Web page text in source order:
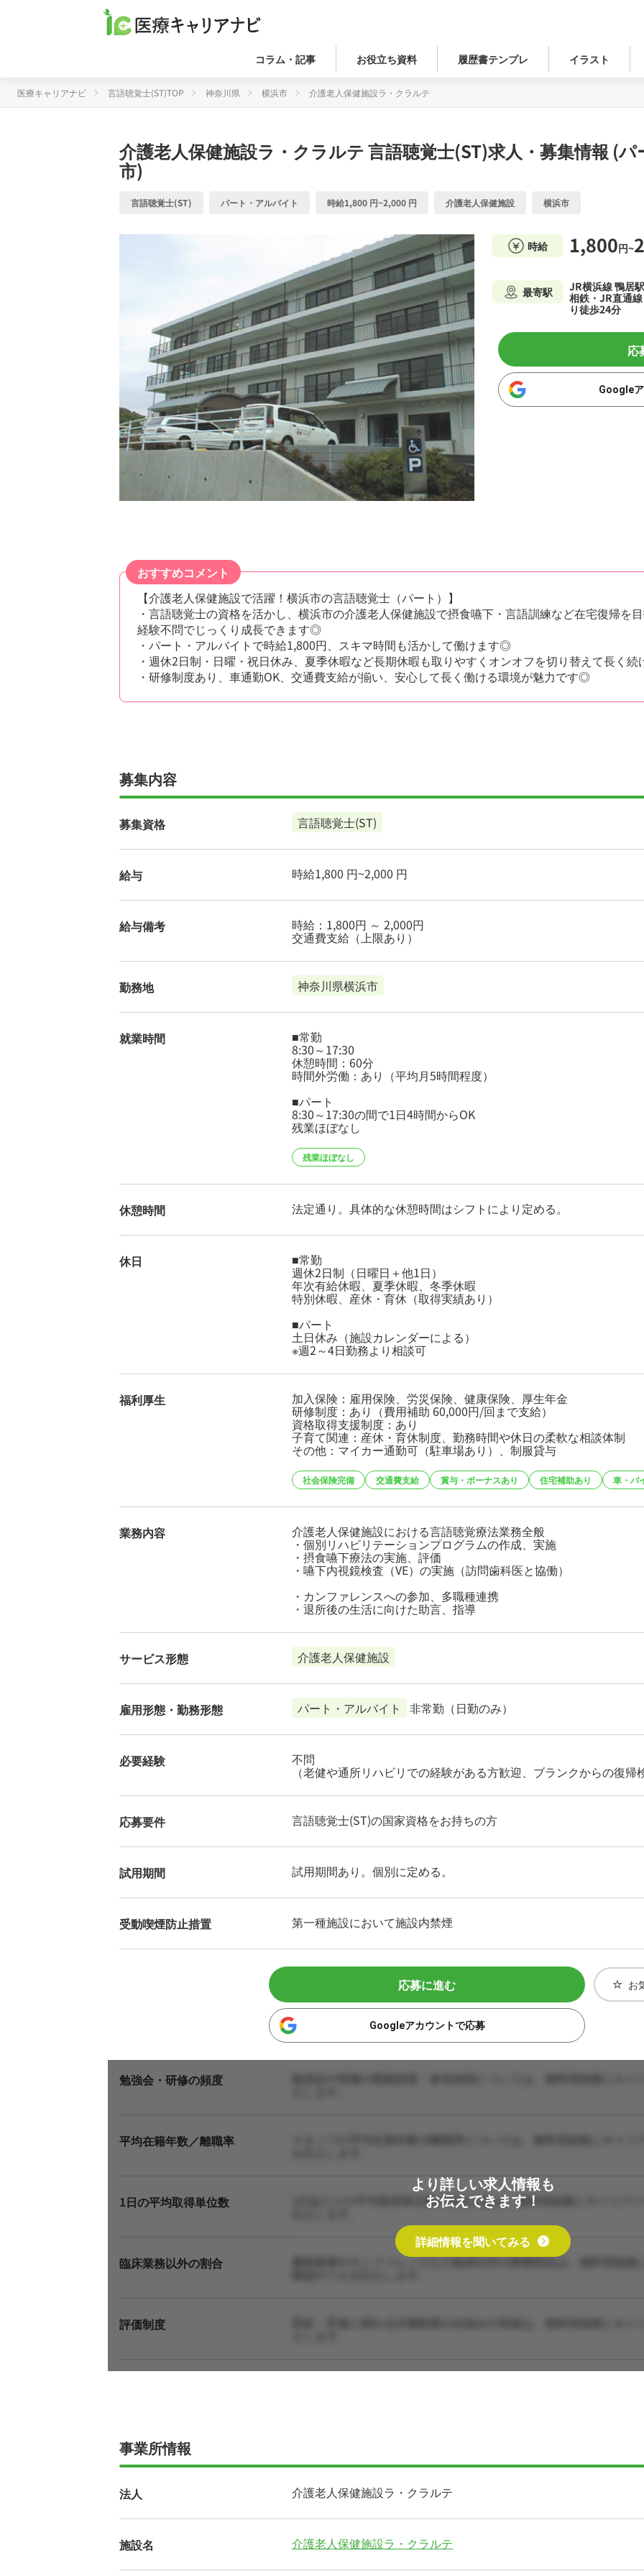
コラム・記事 お役立ち資料 履歴書テンプレ イラスト
医療キャリアナビ 言語聴覚士(ST)TOP 神奈川県 横浜市 介護老人保健施設ラ・クラルテ
介護老人保健施設ラ・クラルテ 言語聴覚士(ST)求人・募集情報 (
市)
言語聴覚士(ST) パート・アルバイト 時給1,800 円~2,000 円 介護老人保健施設 横浜市
時給 1,800円~
最寄駅
JR横浜線 鴨居
相鉄・JR直通
り徒歩24分
応
Google
おすすめコメント
【介護老人保健施設で活躍！横浜市の言語聴覚士（パート）】
・言語聴覚士の資格を活かし、横浜市の介護老人保健施設で摂食嚥下・言語訓練など在宅復帰を
経験不問でじっくり成長できます◎
・パート・アルバイトで時給1,800円、スキマ時間も活かして働けます◎
・週休2日制・日曜・祝日休み、夏季休暇など長期休暇も取りやすくオンオフを切り替えて長く
・研修制度あり、車通勤OK、交通費支給が揃い、安心して長く働ける環境が魅力です◎
募集内容
募集資格 言語聴覚士(ST)
給与 時給1,800 円~2,000 円
給与備考 時給：1,800円 ～ 2,000円
交通費支給（上限あり）
勤務地 神奈川県横浜市
就業時間 ■常勤
8:30～17:30
休憩時間：60分
時間外労働：あり（平均月5時間程度）
■パート
8:30～17:30の間で1日4時間からOK
残業ほぼなし
残業ほぼなし
休憩時間 法定通り。具体的な休憩時間はシフトにより定める。
休日 ■常勤
週休2日制（日曜日＋他1日）
年次有給休暇、夏季休暇、冬季休暇
特別休暇、産休・育休（取得実績あり）
■パート
土日休み（施設カレンダーによる）
※週2～4日勤務より相談可
福利厚生 加入保険：雇用保険、労災保険、健康保険、厚生年金
研修制度：あり（費用補助 60,000円/回まで支給）
資格取得支援制度：あり
子育て関連：産休・育休制度、勤務時間や休日の柔軟な相談体制
その他：マイカー通勤可（駐車場あり）、制服貸与
社会保険完備 交通費支給 賞与・ボーナスあり 住宅補助あり 車・バ
業務内容 介護老人保健施設における言語聴覚療法業務全般
・個別リハビリテーションプログラムの作成、実施
・摂食嚥下療法の実施、評価
・嚥下内視鏡検査（VE）の実施（訪問歯科医と協働）
・カンファレンスへの参加、多職種連携
・退所後の生活に向けた助言、指導
サービス形態 介護老人保健施設
雇用形態・勤務形態 パート・アルバイト 非常勤（日勤のみ）
必要経験 不問
（老健や通所リハビリでの経験がある方歓迎、ブランクからの復帰
応募要件 言語聴覚士(ST)の国家資格をお持ちの方
試用期間 試用期間あり。個別に定める。
受動喫煙防止措置 第一種施設において施設内禁煙
応募に進む
Googleアカウントで応募
お
勉強会・研修の頻度 勉強会や研修の開催頻度・参加体制については、無料登録後にキャ
平均在籍年数／離職率 スタッフの平均在籍年数や離職率については、無料登録後にキャリ
1日の平均取得単位数 1日あたりの平均取得単位数や担当人数は、無料登録後にキャリア
臨床業務以外の割合 書類業務やカンファレンスなど臨床以外の業務割合は、無料登録後
評価制度 昇給・昇進に関わる評価制度の仕組みや実績は、無料登録後にキャ
より詳しい求人情報も
お伝えできます！
詳細情報を聞いてみる
事業所情報
法人 介護老人保健施設ラ・クラルテ
施設名 介護老人保健施設ラ・クラルテ